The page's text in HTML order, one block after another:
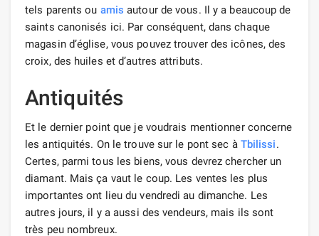
tels parents ou amis autour de vous. Il y a beaucoup de
saints canonisés ici. Par conséquent, dans chaque
magasin d’église, vous pouvez trouver des icônes, des
croix, des huiles et d’autres attributs.
Antiquités
Et le dernier point que je voudrais mentionner concerne
les antiquités. On le trouve sur le pont sec à Tbilissi.
Certes, parmi tous les biens, vous devrez chercher un
diamant. Mais ça vaut le coup. Les ventes les plus
importantes ont lieu du vendredi au dimanche. Les
autres jours, il y a aussi des vendeurs, mais ils sont
très peu nombreux.